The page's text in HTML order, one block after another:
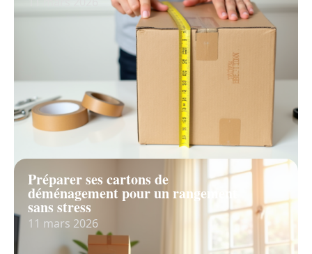
Préparer ses cartons de
déménagement pour un rangement
sans stress
11 mars 2026